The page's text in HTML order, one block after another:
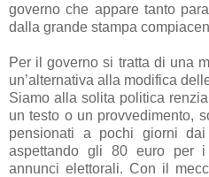
governo che appare tanto
dalla grande stampa
Per il governo si tratta di una
un’alternativa alla modifica
Siamo alla solita politica
un testo o un provvedimento,
pensionati a pochi giorni
aspettando gli 80 euro per
annunci elettorali. Con il